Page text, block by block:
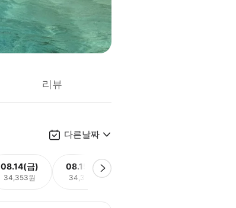
리뷰
다른날짜
08.14(금)
34,353원
08.15(토)
34,353원